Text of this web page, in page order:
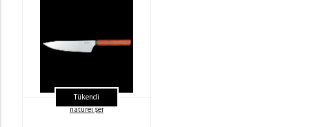
Tükendi
natürel şef